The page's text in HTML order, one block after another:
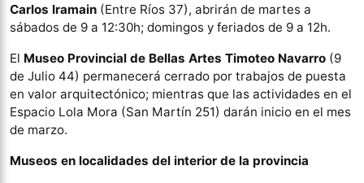
Carlos Iramain (Entre Ríos 37), abrirán de martes a
sábados de 9 a 12:30h; domingos y feriados de 9 a 12h.
El Museo Provincial de Bellas Artes Timoteo Navarro (9
de Julio 44) permanecerá cerrado por trabajos de puesta
en valor arquitectónico; mientras que las actividades en el
Espacio Lola Mora (San Martín 251) darán inicio en el mes
de marzo.
Museos en localidades del interior de la provincia